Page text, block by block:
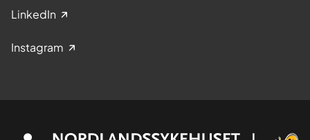
LinkedIn
Instagram